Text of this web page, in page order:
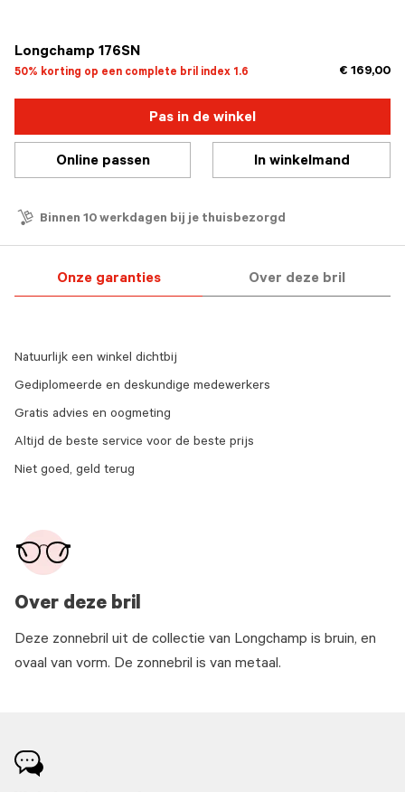
Longchamp 176SN
50% korting op een complete bril index 1.6 € 169,00
Pas in de winkel
Online passen In winkelmand
Binnen 10 werkdagen bij je thuisbezorgd
Onze garanties Over deze bril
Over deze bril
Deze zonnebril uit de collectie van Longchamp is bruin, en
ovaal van vorm. De zonnebril is van metaal.
Natuurlijk een winkel dichtbij
Gediplomeerde en deskundige medewerkers
Gratis advies en oogmeting
Altijd de beste service voor de beste prijs
Niet goed, geld terug